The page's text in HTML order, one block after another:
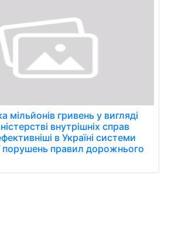
мільйонів гривень у вигляді
внутрішніх справ
в Україні системи
порушень правил дорожнього